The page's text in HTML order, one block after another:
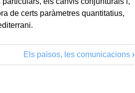
de certs paràmetres quantitatius,
Els països, les comunicacions ›